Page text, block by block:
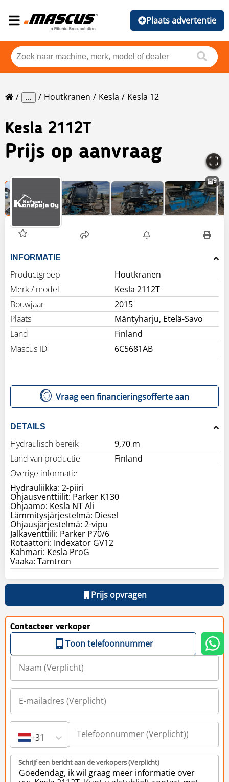
Plaats advertentie
... Houtkranen Kesla Kesla 12
Kesla 2112T
Prijs op aanvraag
9
INFORMATIE
Productgroep
Houtkranen
Merk / model
Kesla 2112T
Bouwjaar
2015
Plaats
Mäntyharju, Etelä-Savo
Land
Finland
Mascus ID
6C5681AB
Vraag een financieringsofferte aan
DETAILS
Hydraulisch bereik
9,70 m
Land van productie
Finland
Overige informatie
Hydrauliikka: 2-piiri
Ohjausventtiilit: Parker K130
Ohjaamo: Kesla NT Ali
Lämmitysjärjestelmä: Diesel
Ohjausjärjestelmä: 2-vipu
Jalkaventtiili: Parker P70/6
Rotaattori: Indexator GV12
Kahmari: Kesla ProG
Vaaka: Tamtron
Prijs opvragen
Contacteer verkoper
Toon telefoonnummer
+31
Schrijf een bericht aan de verkopers (Verplicht)